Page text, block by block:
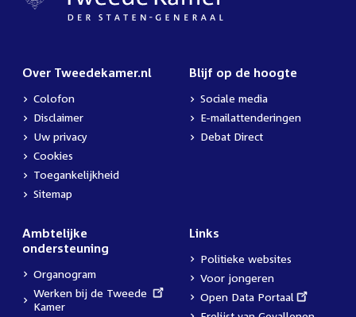
Over Tweedekamer.nl
Colofon
Disclaimer
Uw privacy
Cookies
Toegankelijkheid
Sitemap
Blijf op de hoogte
Sociale media
E-mailattenderingen
Debat Direct
Ambtelijke
ondersteuning
Organogram
External
link:
Werken bij de Tweede
Kamer
Links
Politieke websites
Voor jongeren
External
link:
Open Data Portaal